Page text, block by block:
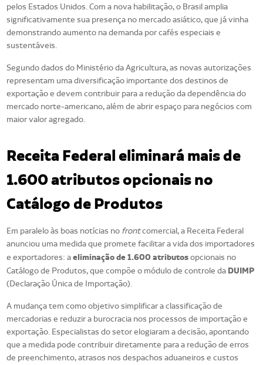
pelos Estados Unidos. Com a nova habilitação, o Brasil amplia
significativamente sua presença no mercado asiático, que já vinha
demonstrando aumento na demanda por cafés especiais e
sustentáveis.
Segundo dados do Ministério da Agricultura, as novas autorizações
representam uma diversificação importante dos destinos de
exportação e devem contribuir para a redução da dependência do
mercado norte-americano, além de abrir espaço para negócios com
maior valor agregado.
Receita Federal eliminará mais de
1.600 atributos opcionais no
Catálogo de Produtos
Em paralelo às boas notícias no frontcomercial, a Receita Federal
anunciou uma medida que promete facilitar a vida dos importadores
e exportadores: aeliminação de 1.600 atributosopcionais no
Catálogo de Produtos, que compõe o módulo de controle da DUIMP
(Declaração Única de Importação).
A mudança tem como objetivo simplificar a classificação de
mercadorias e reduzir a burocracia nos processos de importação e
exportação. Especialistas do setor elogiaram a decisão, apontando
que a medida pode contribuir diretamente para a redução de erros
de preenchimento, atrasos nos despachos aduaneiros e custos